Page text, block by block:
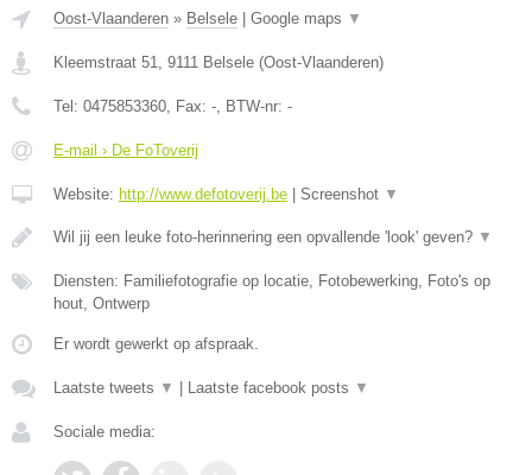
Oost-Vlaanderen » Belsele Google maps ▼
Kleemstraat 51 9111 Belsele (Oost-Vlaanderen)
Tel: 0475853360 , Fax: - , BTW-nr: -
E-mail › De FoToverij
Website: http://www.defotoverij.be Screenshot ▼
Wil jij een leuke foto-herinnering een opvallende 'look' geven? ▼
Diensten: Familiefotografie op locatie, Fotobewerking, Foto's op
hout, Ontwerp
Er wordt gewerkt op afspraak.
Laatste tweets ▼ Laatste facebook posts ▼
Sociale media: